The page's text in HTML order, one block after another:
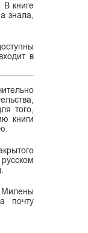
В книге
знала,
в
того,
книги
Милены
почту